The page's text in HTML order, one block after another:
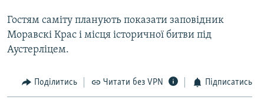
Гостям саміту планують показати заповідник
Моравскі Крас і місця історичної битви під
Аустерліцем.
Поділитись Читати без VPN Підписатись